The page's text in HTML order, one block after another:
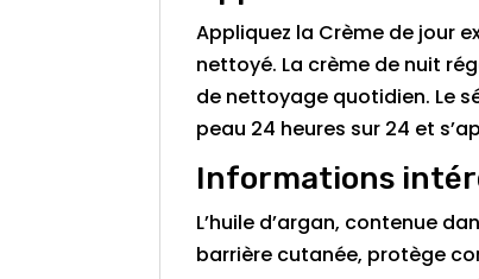
Appliquez la Crème de jour
nettoyé. La crème de nuit
de nettoyage quotidien. Le
peau 24 heures sur 24 et
Informations
L’huile d’argan, contenue
barrière cutanée, protège